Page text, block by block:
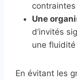
Une
d’invités
une
En évitant les